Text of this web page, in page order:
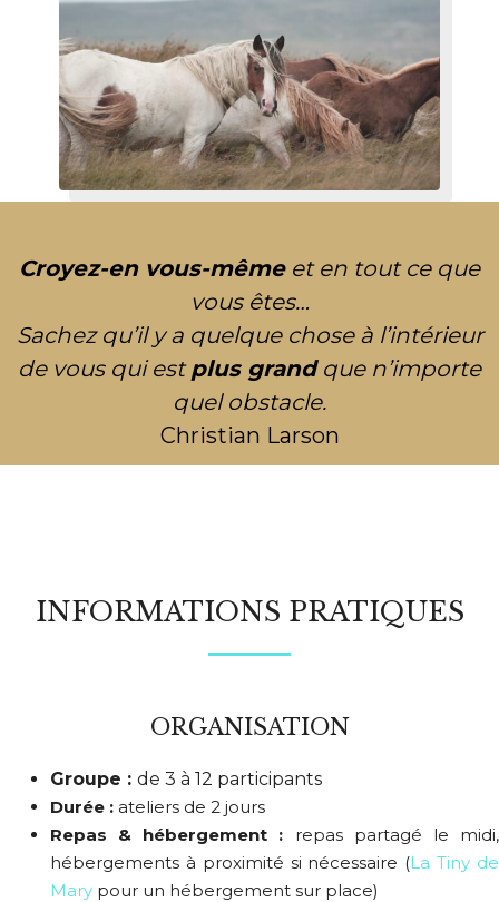
Croyez-en vous-mêmeet en tout ce que
vous êtes…
Sachez qu’il y a quelque chose à l’intérieur
de vous qui estplus grandque n’importe
quel obstacle.
Christian Larson
INFORMATIONS PRATIQUES
ORGANISATION
Groupe : de 3 à 12 participants
Durée : ateliers de 2 jours
Repas & hébergement : repas partagé le midi,
hébergements à proximité si nécessaire (La Tiny de
Mary pour un hébergement sur place)